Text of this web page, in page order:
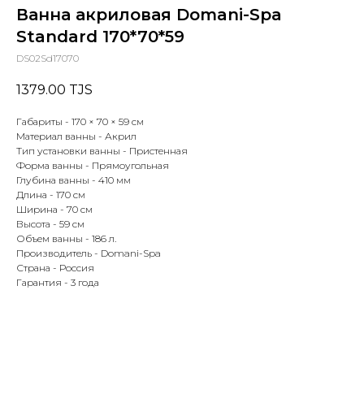
Ванна акриловая Domani-Spa
Standard 170*70*59
DS02Sd17070
1379.00 TJS
Габариты - 170 × 70 × 59 см
Материал ванны - Акрил
Тип установки ванны - Пристенная
Форма ванны - Прямоугольная
Глубина ванны - 410 мм
Длина - 170 см
Ширина - 70 см
Высота - 59 см
Объем ванны - 186 л.
Производитель - Domani-Spa
Страна - Россия
Гарантия - 3 года